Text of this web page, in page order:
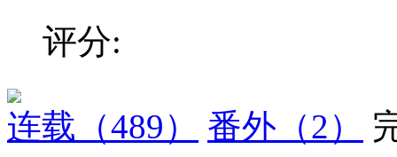
评分:
连载 （489） 番外 （2）